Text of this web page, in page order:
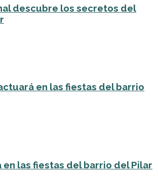
descubre los secretos del
en las fiestas del barrio
en las fiestas del barrio del Pilar